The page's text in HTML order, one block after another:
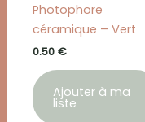
Photophore
céramique – Vert
0.50 €
Ajouter à ma
liste